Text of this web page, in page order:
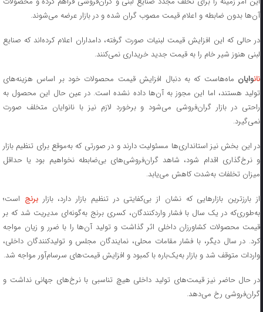
آن‌ها بدون ضابطه و اعلام قیمت مصوب گران شده و در بازار عرضه می‌شوند.
در حالی که این افزایش قیمت لبنیات صورت گرفته، دامداران اعلام کرده‌اند که صنایع
لبنی هنوز شیر خام را به قیمت جدید خریداری نمی‌کنند.
نانوایان ماه‌هاست که به دنبال افزایش قیمت محصولات خود بر اساس هزینه‌های
تولید هستند، اما این مجوز به آن‌ها داده نشده است. در عین حال این محصول به
راحتی در بازار گران‌فروشی می‌شود و برخورد لازم نیز با نانوایان متخلف صورت
نمی‌گیرد.
در این بخش نیز استانداری‌ها مسئولیت دارند و در صورتی که به‌موقع برای تنظیم بازار
و نرخ‌گذاری اقدام شود، شاهد گران‌فروشی‌های بی‌ضابطه نخواهیم بود یا حداقل
میزان تخلفات به‌شدت کاهش می‌یابد.
از بارزترین بازارهایی که نشان از بی‌کفایتی در تنظیم بازار دارد، بازار برنج است؛
به‌طوری‌که در یک سال با فشار واردکنندگان، کسری برنج به‌گونه‌ای مدیریت شد که بر
قیمت محصولات کشاورزان داخلی اثر گذاشت و تولید آن‌ها را با ضرر و زیان مواجه
کرد. در سال دیگر، با فشار مقامات محلی، نمایندگان مجلس و تولیدکنندگان داخلی،
واردات متوقف شد و بازار به‌یک‌باره با کمبود و افزایش قیمت‌های سرسام‌آور مواجه شد.
در حال حاضر نیز قیمت‌های تولید داخلی هیچ تناسبی با نرخ‌های جهانی نداشت و
گران‌فروشی رخ می‌دهد.